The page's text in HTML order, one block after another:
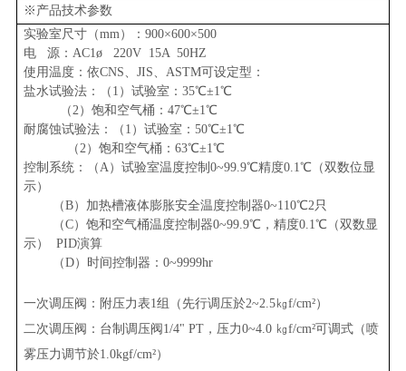
※产品技术参数
实验室尺寸（mm）：900×600×500
电 源：AC1ø 220V 15A 50HZ
使用温度：依CNS、JIS、ASTM可设定型：
盐水试验法：（1）试验室：35℃±1℃
（2）饱和空气桶：47℃±1℃
耐腐蚀试验法：（1）试验室：50℃±1℃
（2）饱和空气桶：63℃±1℃
控制系统：（A）试验室温度控制0~99.9℃精度0.1℃（双数位显
示）
（B）加热槽液体膨胀安全温度控制器0~110℃2只
（C）饱和空气桶温度控制器0~99.9℃，精度0.1℃（双数显
示） PID演算
（D）时间控制器：0~9999hr
一次调压阀：附压力表1组（先行调压於2~2.5㎏f/cm²）
二次调压阀：台制调压阀1/4" PT，压力0~4.0 ㎏f/cm²可调式（喷
雾压力调节於1.0kgf/cm²）